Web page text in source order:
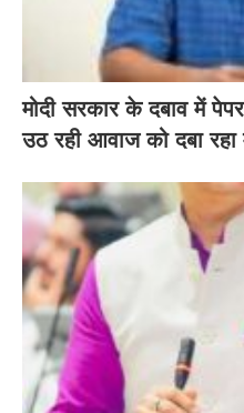
मोदी सरकार के दबाव में
उठ रही आवाज को दबा